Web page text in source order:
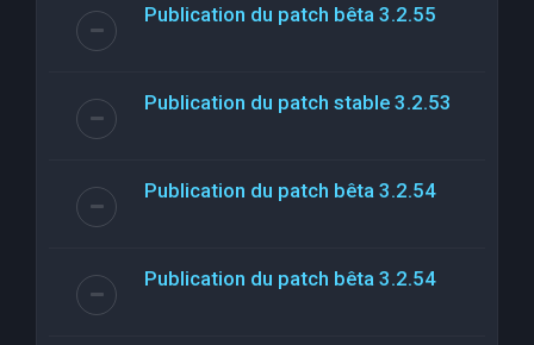
Publication du patch bêta 3.2.55
Publication du patch stable 3.2.53
Publication du patch bêta 3.2.54
Publication du patch bêta 3.2.54